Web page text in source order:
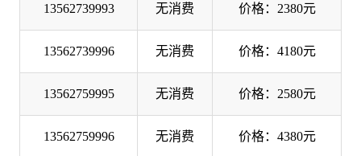
13562739993 无消费 价格：2380元
13562739996 无消费 价格：4180元
13562759995 无消费 价格：2580元
13562759996 无消费 价格：4380元